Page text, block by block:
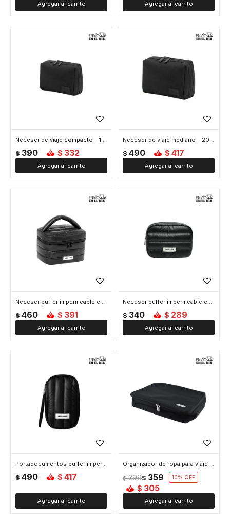
Neceser de viaje compacto – 15x11x5cm - Negro
$ 390 $ 332
Neceser de viaje mediano – 20x15x8cm - Negro
$ 490 $ 417
Neceser puffer impermeable con asa - Negro
$ 460 $ 391
Neceser puffer impermeable chico - Negro
$ 340 $ 289
Portadocumentos puffer impermeable mediano - Negro
$ 490 $ 417
Organizador de ropa para viaje grande - Negro
$ 359
$ 399 10
$ 305